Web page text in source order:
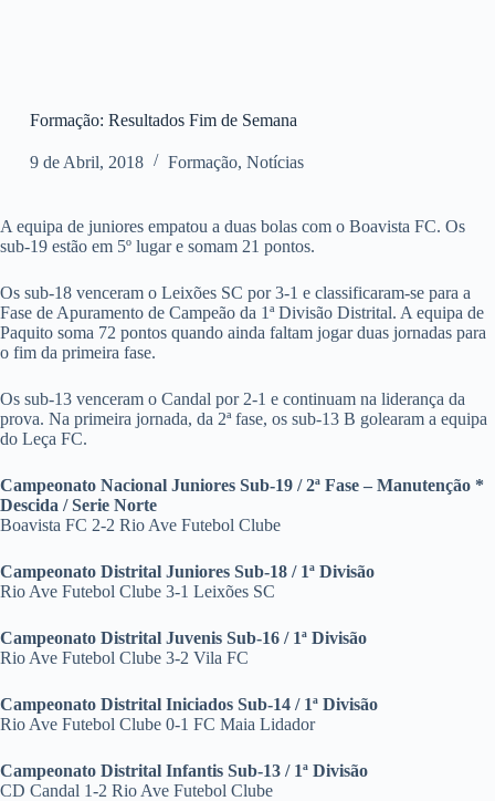
Formação: Resultados Fim de Semana
9 de Abril, 2018 Formação, Notícias
A equipa de juniores empatou a duas bolas com o Boavista FC. Os
sub-19 estão em 5º lugar e somam 21 pontos.
Os sub-18 venceram o Leixões SC por 3-1 e classificaram-se para a
Fase de Apuramento de Campeão da 1ª Divisão Distrital. A equipa de
Paquito soma 72 pontos quando ainda faltam jogar duas jornadas para
o fim da primeira fase.
Os sub-13 venceram o Candal por 2-1 e continuam na liderança da
prova. Na primeira jornada, da 2ª fase, os sub-13 B golearam a equipa
do Leça FC.
Campeonato Nacional Juniores Sub-19 / 2ª Fase – Manutenção *
Descida / Serie Norte
Boavista FC 2-2 Rio Ave Futebol Clube
Campeonato Distrital Juniores Sub-18 / 1ª Divisão
Rio Ave Futebol Clube 3-1 Leixões SC
Campeonato Distrital Juvenis Sub-16 / 1ª Divisão
Rio Ave Futebol Clube 3-2 Vila FC
Campeonato Distrital Iniciados Sub-14 / 1ª Divisão
Rio Ave Futebol Clube 0-1 FC Maia Lidador
Campeonato Distrital Infantis Sub-13 / 1ª Divisão
CD Candal 1-2 Rio Ave Futebol Clube